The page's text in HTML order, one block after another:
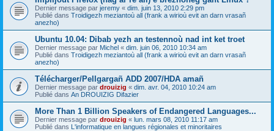
Dernier message par jeremy « dim. juin 13, 2010 2:29 pm
Publié dans Troidigezh meziantoù all (frank a wirioù evit an darn vrasañ
anezho)
Ubuntu 10.04: Dibab yezh an testennoù nad int ket troet
Dernier message par Michel « dim. juin 06, 2010 10:34 am
Publié dans Troidigezh meziantoù all (frank a wirioù evit an darn vrasañ
anezho)
Télécharger/Pellgargañ ADD 2007/HDA amañ
Dernier message par drouizig « dim. avr. 04, 2010 10:24 am
Publié dans An DROUIZIG Difazier
More Than 1 Billion Speakers of Endangered Languages...
Dernier message par drouizig « lun. mars 08, 2010 11:17 am
Publié dans L'informatique en langues régionales et minoritaires